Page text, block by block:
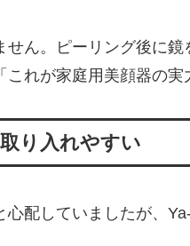
ん。ピーリング後に
れが家庭用美顔器の
り入れやすい
配していましたが、